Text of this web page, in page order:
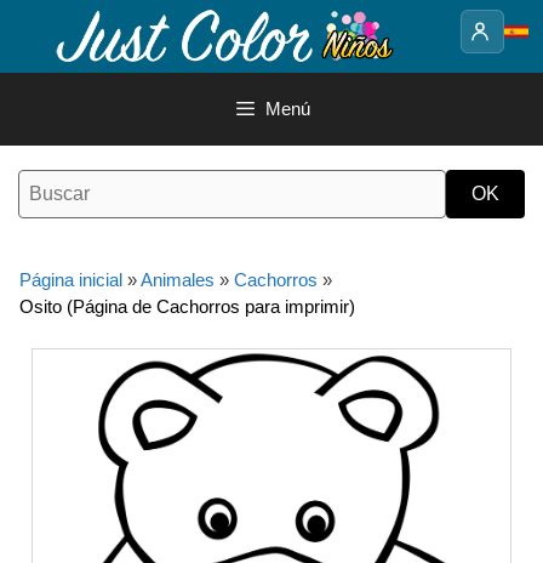
contenido
Menú
Página inicial »Animales » Cachorros »
Osito (Página de Cachorros para imprimir)